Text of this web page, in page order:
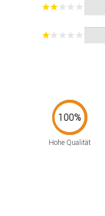
Hohe Qualität